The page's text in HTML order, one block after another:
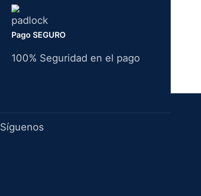
Pago SEGURO
100% Seguridad en el pago
Síguenos